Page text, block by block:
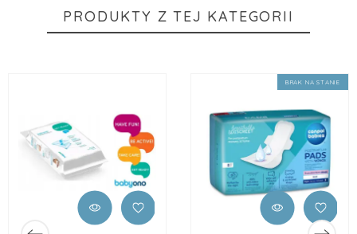
PRODUKTY Z TEJ KATEGORII
BRAK NA STANIE